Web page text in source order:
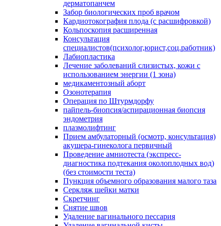
дерматопанчем
Забор биологических проб врачом
Кардиотокография плода (с расшифровкой)
Кольпоскопия расширенная
Консультация
специалистов(психолог,юрист,соц.работник)
Лабиопластика
Лечение заболеваний слизистых, кожи с
использованием энергии (1 зона)
медикаментозный аборт
Озонотерапия
Операция по Штурмдорфу
пайпель-биопсия/аспирационная биопсия
эндометрия
плазмолифтинг
Прием амбулаторный (осмотр, консультация)
акушера-гинеколога первичный
Проведение амниотеста (экспресс-
диагностика подтекания околоплодных вод)
(без стоимости теста)
Пункция объемного образования малого таза
Серкляж шейки матки
Скретчинг
Снятие швов
Удаление вагинального пессария